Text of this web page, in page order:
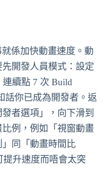
係加快動畫速度。動
開發人員模式：設定
續點 7 次 Build
話你已成為開發者。返
者選項」，向下滑到
比例，例如「視窗動畫
同「動畫時間比
提升速度而唔會太突